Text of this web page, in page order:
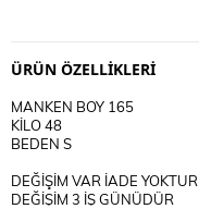
ÜRÜN ÖZELLIKLERI
MANKEN BOY 165
KİLO 48
BEDEN S
DEĞİŞİM VAR İADE YOKTUR
DEĞİŞİM 3 İŞ GÜNÜDÜR